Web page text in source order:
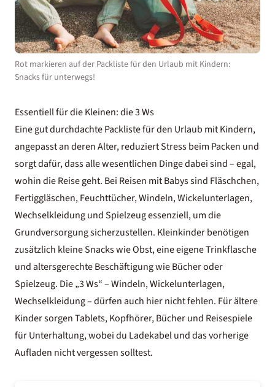
Rot markieren auf der Packliste für den Urlaub mit Kindern:
Snacks für unterwegs!
Essentiell für die Kleinen: die 3 Ws
Eine gut durchdachte Packliste für den Urlaub mit Kindern,
angepasst an deren Alter, reduziert Stress beim Packen und
sorgt dafür, dass alle wesentlichen Dinge dabei sind – egal,
wohin die Reise geht. Bei Reisen mit Babys sind Fläschchen,
Fertiggläschen, Feuchttücher, Windeln, Wickelunterlagen,
Wechselkleidung und Spielzeug essenziell, um die
Grundversorgung sicherzustellen. Kleinkinder benötigen
zusätzlich kleine Snacks wie Obst, eine eigene Trinkflasche
und altersgerechte Beschäftigung wie Bücher oder
Spielzeug. Die „3 Ws“ – Windeln, Wickelunterlagen,
Wechselkleidung – dürfen auch hier nicht fehlen. Für ältere
Kinder sorgen Tablets, Kopfhörer, Bücher und Reisespiele
für Unterhaltung, wobei du Ladekabel und das vorherige
Aufladen nicht vergessen solltest.